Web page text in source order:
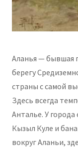
Аланья — бывшая
берегу
страны с самой
Здесь всегда
Анталье. У
Кызыл Куле и
вокруг Аланьи,